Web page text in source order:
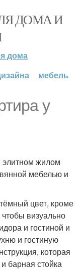
ДОМА И
дома
мебель
у
элитном жилом
мебелью и
цвет, кроме
визуально
и гостиной и
и гостиную
которая
барная стойка